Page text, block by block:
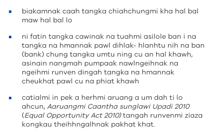
biakamnak caah tangka chiahchungmi kha hal bal
maw hal bal lo
ni fatin tangka cawinak na tuahmi asilole ban i na
tangka na hmannak pawl dihlak- hlanhtu nih na ban
(bank) chung tangka umtu ning cu an hal khawh,
asinain nangmah pumpaak nawlngeihnak na
ngeihmi runven dingah tangka na hmannak
cheukhat pawl cu na phiat khawh
catialmi in pek a herhmi aruang a um dah ti lo
ahcun, Aaruangmi Caantha sunglawi Upadi 2010
(Equal Opportunity Act 2010)tangah runvenmi ziaza
kongkau theihhngalhnak pakhat khat.